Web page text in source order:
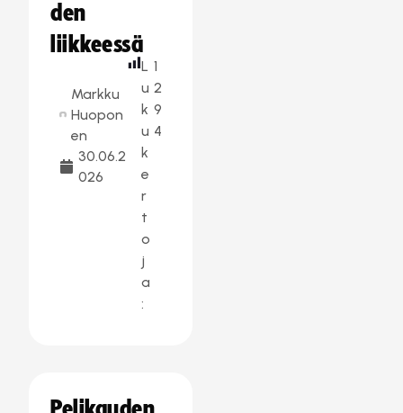
den
liikkeessä
Markku
Huopon
en
30.06.2
026
L
u
k
u
k
e
r
t
o
j
a
:
1
2
9
4